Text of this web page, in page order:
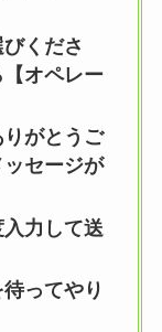
くださ
オペレー
りがとうご
セージが
力して送
ってやり